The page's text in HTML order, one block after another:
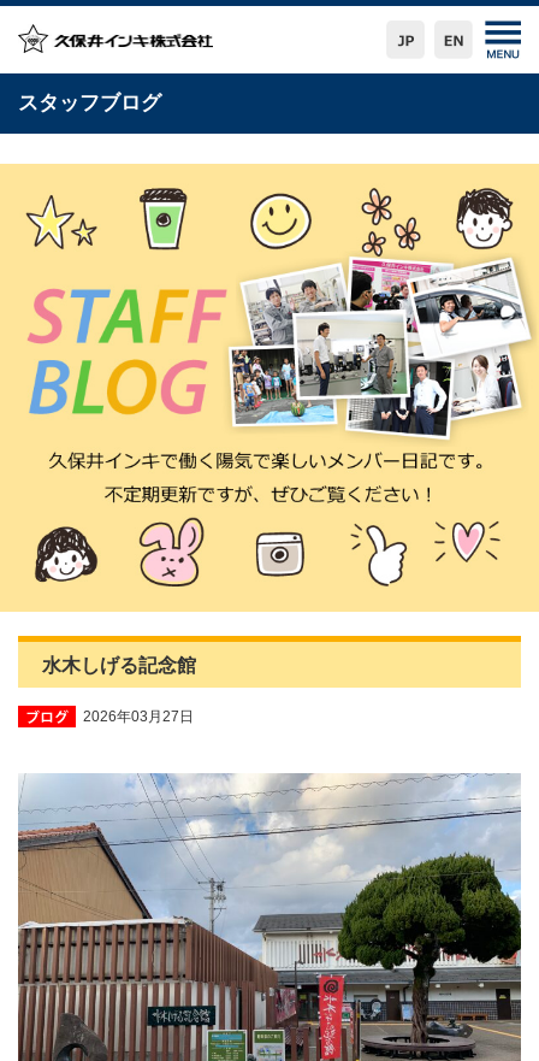
スタッフブログ
水木しげる記念館
2026年03月27日